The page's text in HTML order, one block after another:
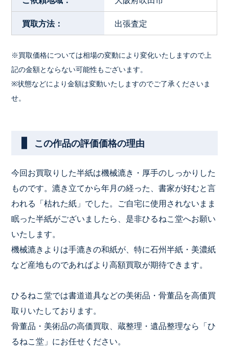
買取方法： 出張査定
※買取価格については相場の変動により変化いたしますので上
記の金額とならない可能性もございます。
※状態などにより金額は変動いたしますのでご了承くださいま
せ。
この作品の評価価格の理由
今回お買取りした半紙は機械漉き・厚手のしっかりした
ものです。漉き立てから年月の経った、書家が好むと言
われる「枯れた紙」でした。ご自宅に使用されないまま
眠った半紙がございましたら、是非ひるねこ堂へお願い
いたします。
機械漉きよりは手漉きの和紙が、特に石州半紙・美濃紙
など産地ものであればより高額買取が期待できます。
ひるねこ堂では書道道具などの美術品・骨董品を高価買
取りいたしております。
骨董品・美術品の高価買取、蔵整理・遺品整理なら「ひ
るねこ堂」にお任せください。